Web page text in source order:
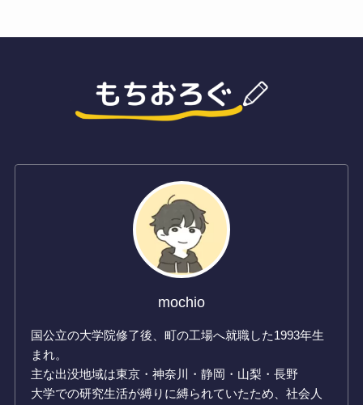
mochio
国公立の大学院修了後、町の工場へ就職した1993年生
まれ。
主な出没地域は東京・神奈川・静岡・山梨・長野
大学での研究生活が縛りに縛られていたため、社会人